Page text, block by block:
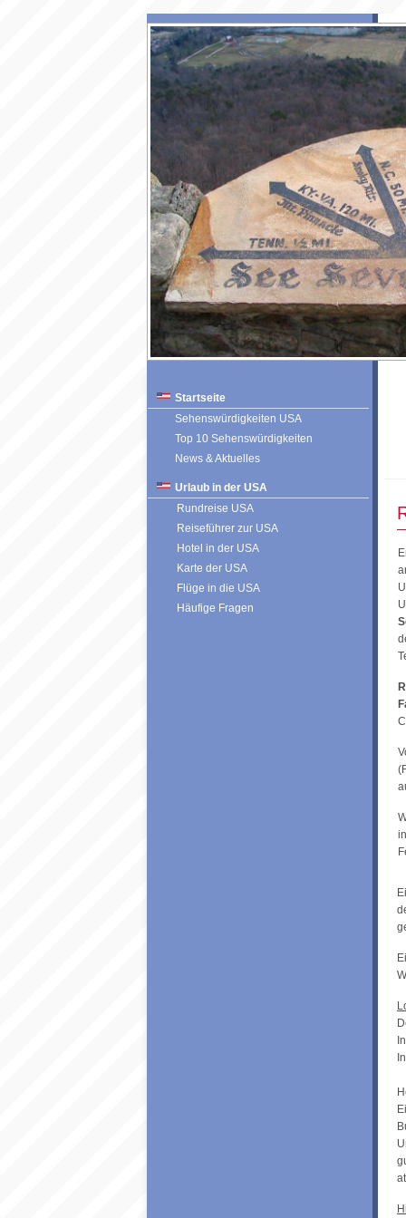
Startseite
Sehenswürdigkeiten USA
Top 10 Sehenswürdigkeiten
News & Aktuelles
Urlaub in der USA
Rundreise USA
Reiseführer zur USA
Hotel in der USA
Karte der USA
Flüge in die USA
Häufige Fragen